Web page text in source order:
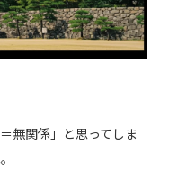
無関係」と思ってしま